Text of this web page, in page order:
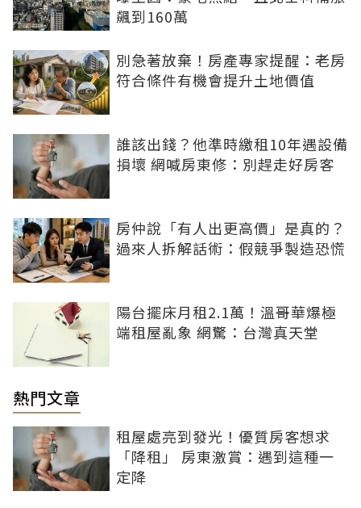
飆到160萬
別急著放棄！房產專家提醒：老房
符合條件有機會提升土地價值
誰該出錢？他準時繳租10年遇設備
損壞 網喊房東修：別趕走好房客
房仲說「有人出更高價」是真的？
過來人拆解話術：假競爭製造恐慌
陽台擺床月租2.1萬！溫哥華爆極
端租屋亂象 網驚：台灣真天堂
熱門文章
租屋處亮到發光！優質房客想求
「降租」 房東激賞：遇到這種一
定降